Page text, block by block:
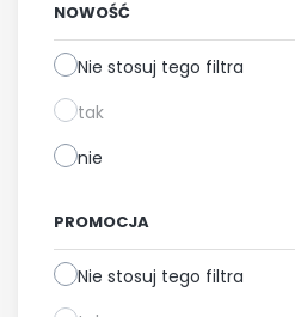
NOWOŚĆ
Nie stosuj tego filtra
tak
nie
PROMOCJA
Nie stosuj tego filtra